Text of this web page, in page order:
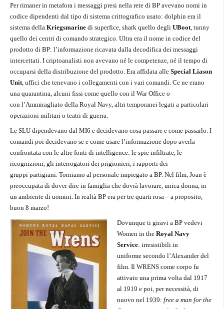
Per rimaner in metafora i messaggi presi nella rete di BP avevano nomi in
codice dipendenti dal tipo di sistema crittografico usato: dolphin era il
sistema della Kriegsmarine di superfice, shark quello degli U­Boot , tunny
quello dei centri di comando strategico. Ultra era il nome in codice del
prodotto di BP: l’informazione ricavata dalla decodifica dei messaggi
intercettati. I criptoanalisti non avevano né le competenze, né il tempo di
occuparsi della distribuzione del prodotto. Era affidata alle Special Liason
Unit , uffici che tenevano i collegamenti con i vari comandi. Ce ne erano
una quarantina, alcuni fissi come quello con il War Office o
con l’Ammiragliato della Royal Navy, altri temporanei legati a particolari
operazioni militari o teatri di guerra.
Le SLU dipendevano dal MI6 e decidevano cosa passare e come passarlo. I
comandi poi decidevano se e come usare l’informazione dopo averla
confrontata con le altre fonti di intelligence: le spie infiltrate, le
ricognizioni, gli interrogatori dei prigionieri, i rapporti dei
gruppi partigiani. Torniamo al personale impiegato a BP. Nel film, Joan è
preoccupata di dover dire in famiglia che dovrà lavorare, unica donna, in
un ambiente di uomini. In realtà BP era per tre quarti rosa – a proposito,
buon 8 marzo!
Dovunque ti giravi a BP vedevi
Women in the Royal Navy
Service: irresistibili in
uniforme secondo l’Alexander del
film. Il WRENS come corpo fu
attivato una prima volta dal 1917
al 1919 e poi, per necessità, di
nuovo nel 1939: free a man for the